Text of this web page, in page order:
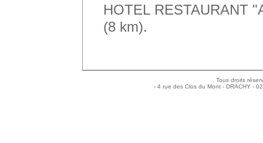
HOTEL RESTAURANT
(8 km).
Tous droits
- 4 rue des Clos du Mont - DRACHY -